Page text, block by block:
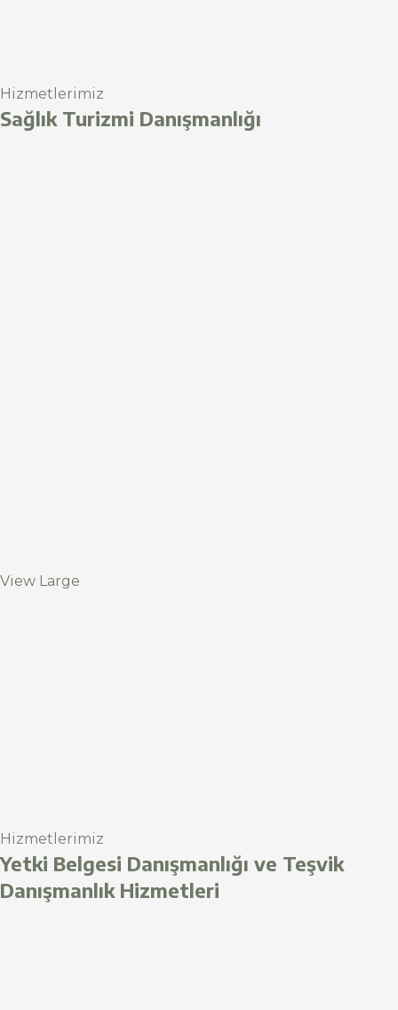
Hizmetlerimiz
Sağlık Turizmi Danışmanlığı
View Large
Hizmetlerimiz
Yetki Belgesi Danışmanlığı ve Teşvik
Danışmanlık Hizmetleri